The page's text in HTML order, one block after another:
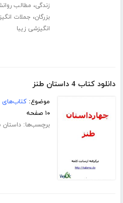
زندگی، مطالب
بزرگان، جملات
انگیزشی زیبا
دانلود کتاب 4 داستان طنز
موضوع:کتاب‌های
۱۰ صفحه
برچسب‌ها:داستان